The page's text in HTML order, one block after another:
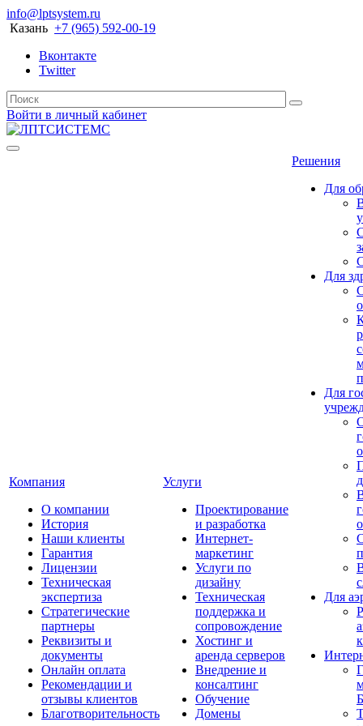
info@lptsystem.ru
Казань +7 (965) 592-00-19
Вконтакте
Twitter
Войти в личный кабинет
Компания
О компании
История
Наши клиенты
Гарантия
Лицензии
Техническая
экспертиза
Стратегические
партнеры
Реквизиты и
документы
Онлайн оплата
Рекомендации и
отзывы клиентов
Благотворительность
Услуги
Проектирование
и разработка
Интернет-
маркетинг
Услуги по
дизайну
Техническая
поддержка и
сопровождение
Хостинг и
аренда серверов
Внедрение и
консалтинг
Обучение
Домены
Решения
Для
Для
Для
Для